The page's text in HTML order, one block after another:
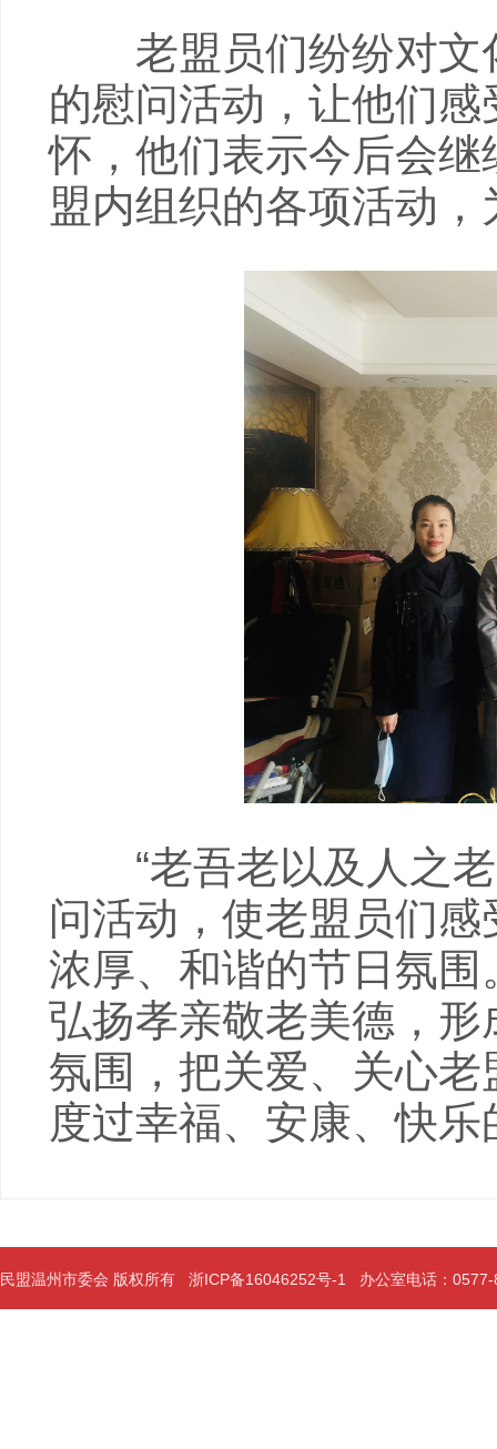
老盟员们纷纷对文
的慰问活动，让他们
怀，他们表示今后会
盟内组织的各项活动
“老吾老以及人之老
问活动，使老盟员们
浓厚、和谐的节日氛
弘扬孝亲敬老美德，
氛围，把关爱、关心
度过幸福、安康、快
民盟温州市委会 版权所有 浙ICP备16046252号-1 办公室电话：